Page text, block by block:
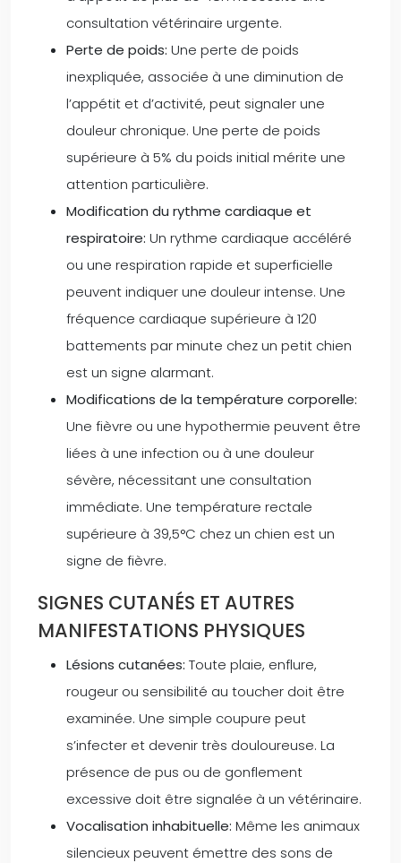
consultation vétérinaire urgente.
Perte de poids: Une perte de poids
inexpliquée, associée à une diminution de
l’appétit et d’activité, peut signaler une
douleur chronique. Une perte de poids
supérieure à 5% du poids initial mérite une
attention particulière.
Modification du rythme cardiaque et
respiratoire: Un rythme cardiaque accéléré
ou une respiration rapide et superficielle
peuvent indiquer une douleur intense. Une
fréquence cardiaque supérieure à 120
battements par minute chez un petit chien
est un signe alarmant.
Modifications de la température corporelle:
Une fièvre ou une hypothermie peuvent être
liées à une infection ou à une douleur
sévère, nécessitant une consultation
immédiate. Une température rectale
supérieure à 39,5°C chez un chien est un
signe de fièvre.
SIGNES CUTANÉS ET AUTRES
MANIFESTATIONS PHYSIQUES
Lésions cutanées: Toute plaie, enflure,
rougeur ou sensibilité au toucher doit être
examinée. Une simple coupure peut
s’infecter et devenir très douloureuse. La
présence de pus ou de gonflement
excessive doit être signalée à un vétérinaire.
Vocalisation inhabituelle: Même les animaux
silencieux peuvent émettre des sons de